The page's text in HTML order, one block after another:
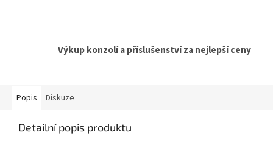
Výkup konzolí a příslušenství za nejlepší ceny
Popis Diskuze
Detailní popis produktu